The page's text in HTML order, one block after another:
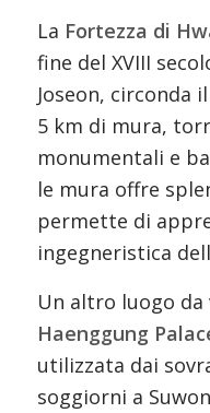
La Fortezza di
fine del XVIII
Joseon, circonda
5 km di mura,
monumentali e
le mura offre
permette di
ingegneristica
Un altro luogo da
Haenggung
utilizzata dai
soggiorni a